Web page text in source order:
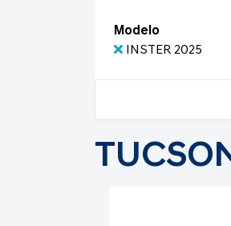
Modelo
INSTER 2025